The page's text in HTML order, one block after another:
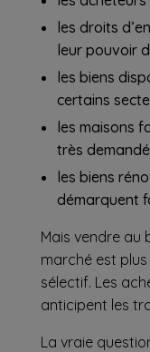
les droits
leur pouvoir
les biens
certains
les maisons
très
les biens
démarquent
Mais vendre au
marché est
sélectif. Les
anticipent les
La vraie